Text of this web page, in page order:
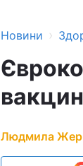
Новини ›
Людмила